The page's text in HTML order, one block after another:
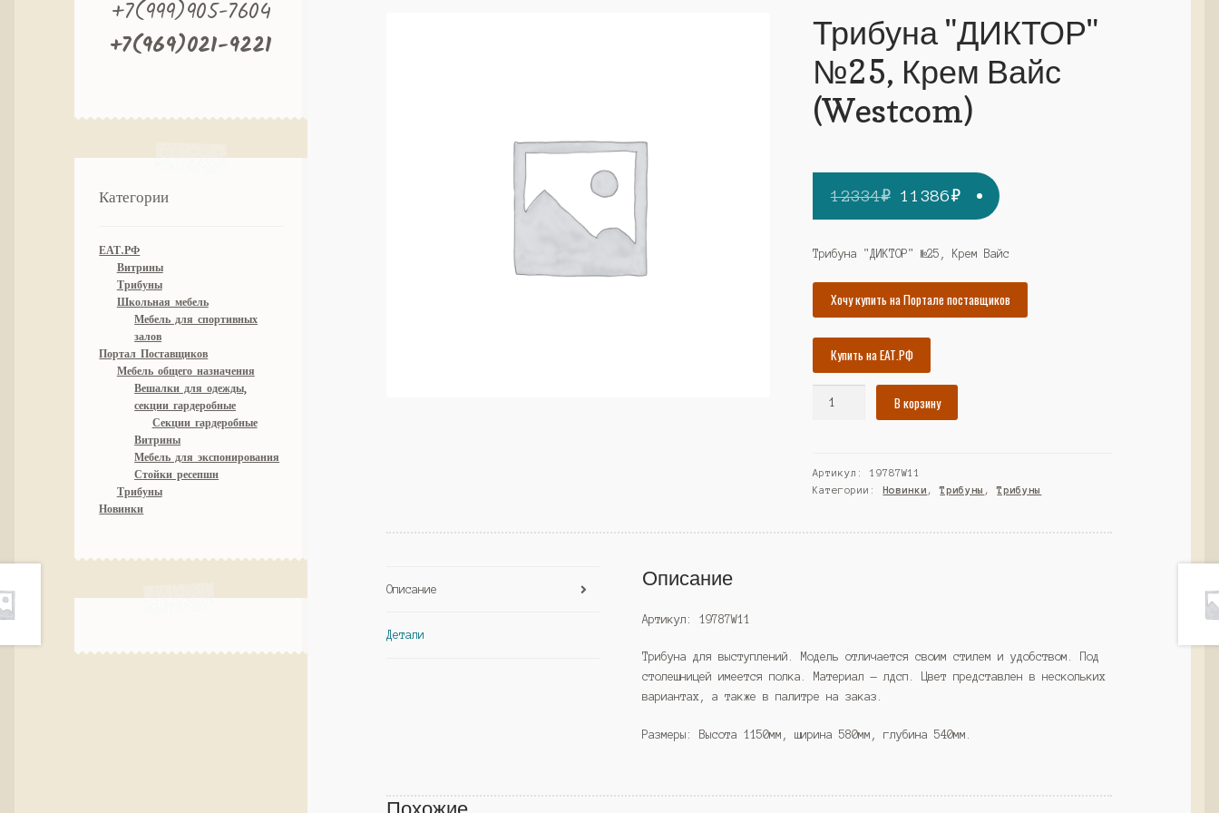
Трибуна "ДИКТОР"
№25, Крем Вайс
(Westcom)
12334₽ Первоначальная
цена
составляла
12334₽.
11386₽Текущая
цена:
11386₽.
Трибуна "ДИКТОР" №25, Крем Вайс
Хочу купить на Портале поставщиков
Купить на ЕАТ.РФ
№25,
Крем
(Westcom)
В корзину
Артикул:19787W11
Категории:Новинки ,Трибуны ,Трибуны
Описание
Детали
Описание
Артикул: 19787W11
Трибуна для выступлений. Модель отличается своим стилем и удобством. Под
столешницей имеется полка. Материал — лдсп. Цвет представлен в нескольких
вариантах, а также в палитре на заказ.
Размеры: Высота 1150мм, ширина 580мм, глубина 540мм.
+7(999)905-7604
+7(969)021-9221
Категории
ЕАТ.РФ
Витрины
Трибуны
Школьная мебель
Мебель для спортивных
залов
Портал Поставщиков
Мебель общего назначения
Вешалки для одежды,
секции гардеробные
Секции гардеробные
Витрины
Мебель для экспонирования
Стойки ресепшн
Трибуны
Новинки